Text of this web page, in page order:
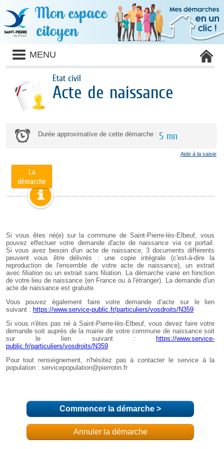
MENU
Etat civil
Acte de naissance
Durée approximative de cette démarche : 5 mn
Aide à la saisie
La
démarche
Commencer la démarche >
Annuler la démarche